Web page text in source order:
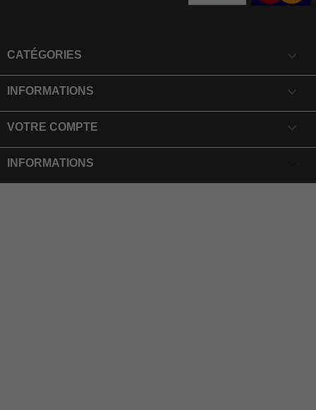
CATÉGORIES 
INFORMATIONS 
VOTRE COMPTE 
INFORMATIONS